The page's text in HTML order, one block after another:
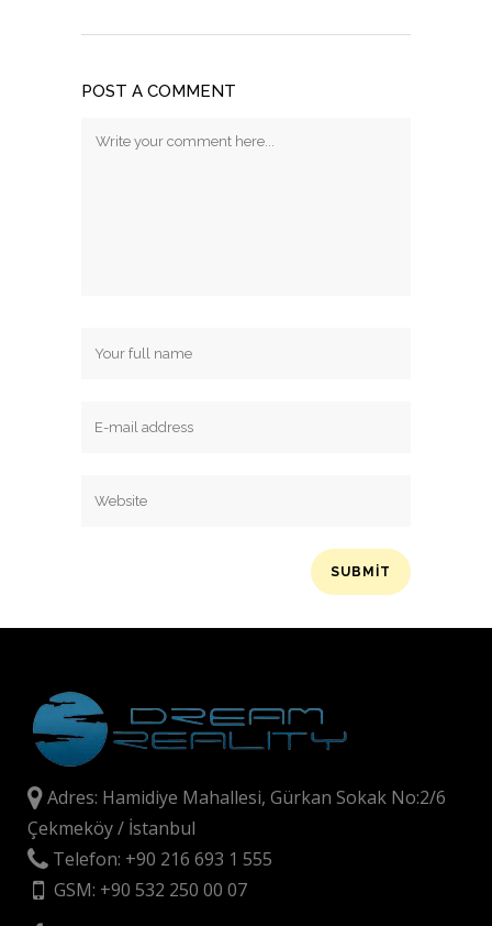
POST A COMMENT
Adres: Hamidiye Mahallesi, Gürkan Sokak No:2/6
Çekmeköy / İstanbul
Telefon: +90 216 693 1 555
GSM: +90 532 250 00 07